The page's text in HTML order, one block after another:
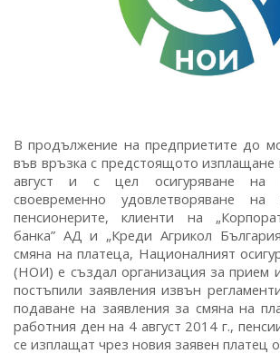
В продължение на предприетите до
във връзка с предстоящото изплащане
август и с цел осигуряване на
своевременно удовлетворяване на
пенсионерите, клиенти на
банка” АД и „Креди Агрикол
смяна на платеца, Националният
(НОИ) е създал организация за прием
постъпили заявления извън
подаване на заявления за смяна на
работния ден на 4 август 2014 г.,
се изплащат чрез новия заявен платец